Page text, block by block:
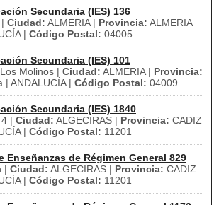
Secundaria (IES) 136
Ciudad: ALMERIA | Provincia: ALMERIA
| Código Postal: 04005
Secundaria (IES) 101
Molinos | Ciudad: ALMERIA | Provincia:
| ANDALUCÍA | Código Postal: 04009
Secundaria (IES) 1840
| Ciudad: ALGECIRAS | Provincia: CADIZ
| Código Postal: 11201
Enseñanzas de Régimen General 829
| Ciudad: ALGECIRAS | Provincia: CADIZ
| Código Postal: 11201